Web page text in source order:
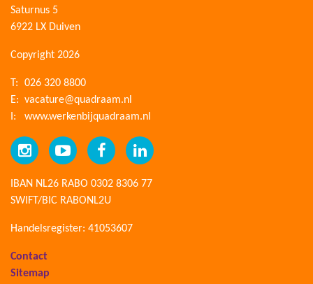
Saturnus 5
6922 LX Duiven
Copyright 2026
T:
026 320 8800
E: vacature@quadraam.nl
I:
www.werkenbijquadraam.nl
IBAN NL26 RABO 0302 8306 77
SWIFT/BIC RABONL2U
Handelsregister: 41053607
Contact
Sitemap